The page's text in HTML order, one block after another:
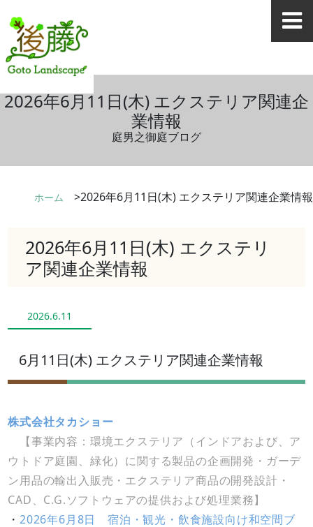
2026年6月11日(木) エクステリア関連企
業情報
庭男之御庭ブログ
ホーム 2026年6月11日(木) エクステリア関連企業情報
2026年6月11日(木) エクステリ
ア関連企業情報
2026.6.11
6月11日(木) エクステリア関連企業情報
株式会社タカショー
【事業内容：環境エクステリア（インドアおよび、ア
ウトドア庭園、緑化）に関する製品の企画開発・ガーデ
ン用品の輸出入販売・エクステリア商品の開発設計・
CAD、C.G.ソフトウェアの提供および処理業務】
・2026年6月8日 宿泊・観光・飲食施設向け和空間ブ